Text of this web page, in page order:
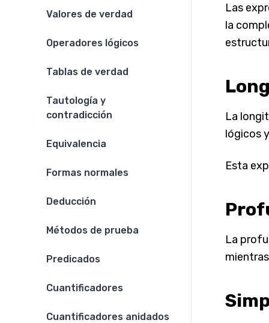
Valores de verdad
Operadores lógicos
Tablas de verdad
Tautología y
contradicción
Equivalencia
Formas normales
Deducción
Métodos de prueba
Predicados
Cuantificadores
Cuantificadores anidados
Las
la
La
lógicos
Esta
La